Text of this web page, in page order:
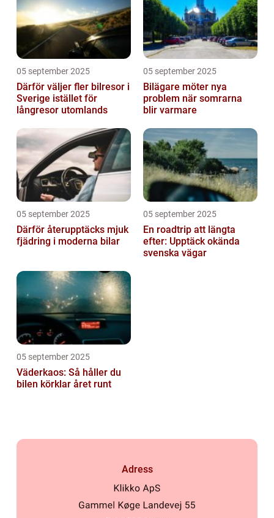
05 september 2025
Därför väljer fler bilresor i
Sverige istället för
långresor utomlands
05 september 2025
Bilägare möter nya
problem när somrarna
blir varmare
05 september 2025
Därför återupptäcks mjuk
fjädring i moderna bilar
05 september 2025
En roadtrip att längta
efter: Upptäck okända
svenska vägar
05 september 2025
Väderkaos: Så håller du
bilen körklar året runt
Adress